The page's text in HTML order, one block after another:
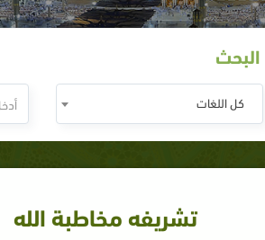
البحث
كل اللغات
تشريفه مخاطبة الله